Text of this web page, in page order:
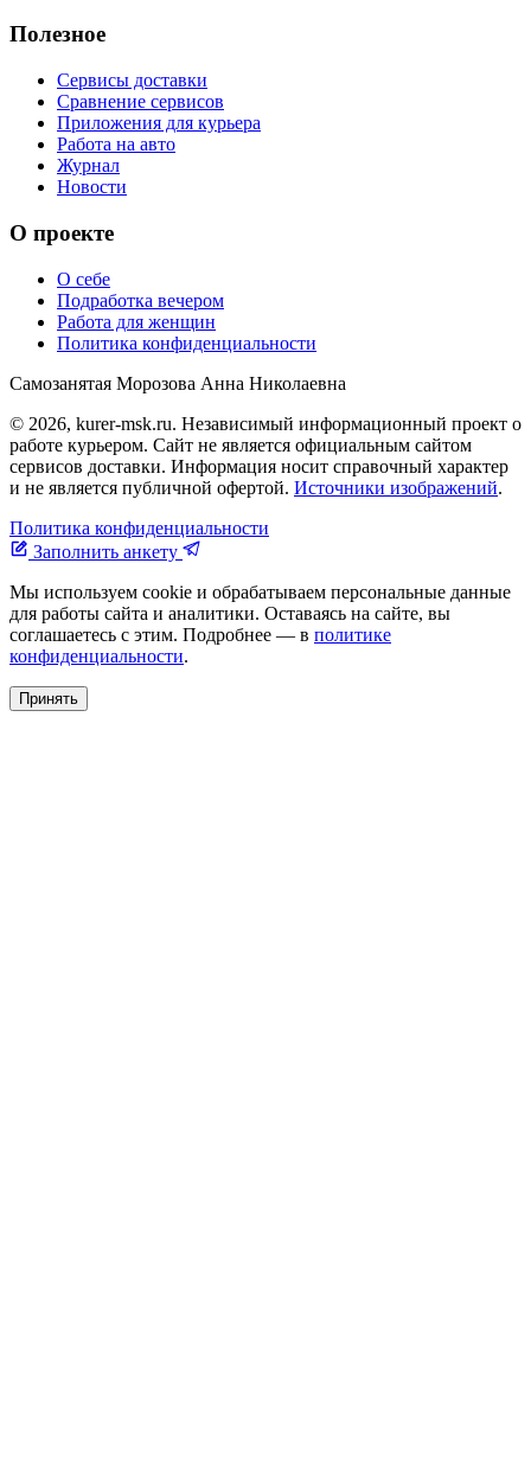
Полезное
Сервисы доставки
Сравнение сервисов
Приложения для курьера
Работа на авто
Журнал
Новости
О проекте
О себе
Подработка вечером
Работа для женщин
Политика конфиденциальности
Самозанятая Морозова Анна Николаевна
© 2026, kurer-msk.ru. Независимый информационный проект о
работе курьером. Сайт не является официальным сайтом
сервисов доставки. Информация носит справочный характер
и не является публичной офертой. Источники изображений.
Политика конфиденциальности
Заполнить анкету
Мы используем cookie и обрабатываем персональные данные
для работы сайта и аналитики. Оставаясь на сайте, вы
соглашаетесь с этим. Подробнее — в политике
конфиденциальности.
Принять